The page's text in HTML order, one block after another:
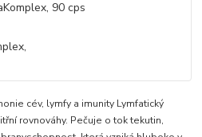
cév, lymfy a imunity Lymfatický
rovnováhy. Pečuje o tok tekutin,